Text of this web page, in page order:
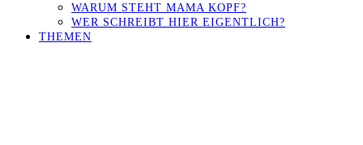
WARUM STEHT MAMA KOPF?
WER SCHREIBT HIER EIGENTLICH?
THEMEN